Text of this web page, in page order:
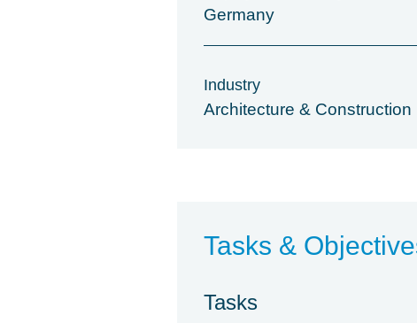
Germany
Industry
Architecture & Construction
Tasks &
Tasks